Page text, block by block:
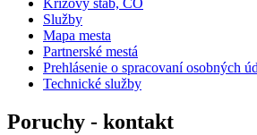
Služby
Mapa mesta
Partnerské mestá
Prehlásenie o spracovaní osobných
Technické služby
Poruchy - kontakt